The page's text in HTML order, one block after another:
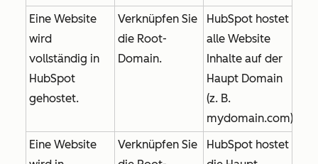
Eine Website
wird
vollständig in
HubSpot
gehostet.
Verknüpfen Sie
die Root-
Domain.
HubSpot hostet
alle Website
Inhalte auf der
Haupt Domain
(z. B.
mydomain.com)
Eine Website
Verknüpfen Sie
HubSpot hostet